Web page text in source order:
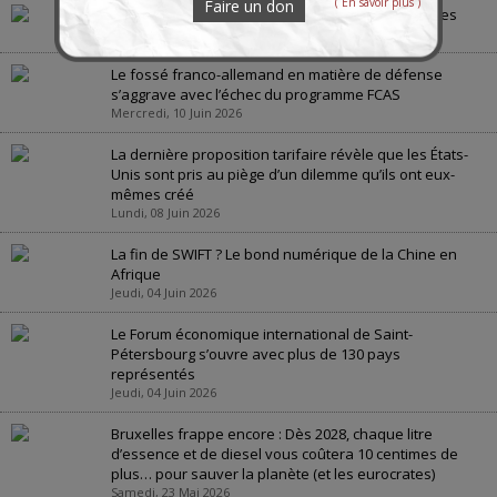
Évian 2026 : le banquet des puissances déclinantes
Lundi, 15 Juin 2026
Le fossé franco-allemand en matière de défense
s’aggrave avec l’échec du programme FCAS
Mercredi, 10 Juin 2026
La dernière proposition tarifaire révèle que les États-
Unis sont pris au piège d’un dilemme qu’ils ont eux-
mêmes créé
Lundi, 08 Juin 2026
La fin de SWIFT ? Le bond numérique de la Chine en
Afrique
Jeudi, 04 Juin 2026
Le Forum économique international de Saint-
Pétersbourg s’ouvre avec plus de 130 pays
représentés
Jeudi, 04 Juin 2026
Bruxelles frappe encore : Dès 2028, chaque litre
d’essence et de diesel vous coûtera 10 centimes de
plus… pour sauver la planète (et les eurocrates)
Samedi, 23 Mai 2026
Faire un don